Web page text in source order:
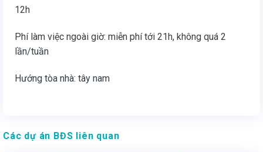
12h
Phí làm việc ngoài giờ: miễn phí tới 21h, không quá 2
lần/tuần
Hướng tòa nhà: tây nam
Các dự án BĐS liên quan